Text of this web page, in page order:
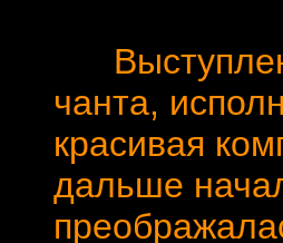
чанта,
красивая
дальше